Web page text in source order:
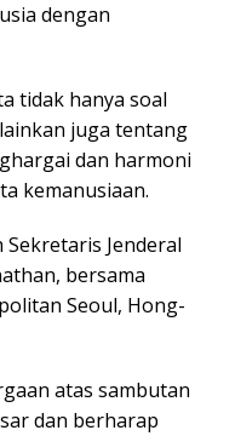
dengan
tidak hanya soal
juga tentang
dan harmoni
kemanusiaan.
Jenderal
bersama
Seoul, Hong-
atas sambutan
dan berharap